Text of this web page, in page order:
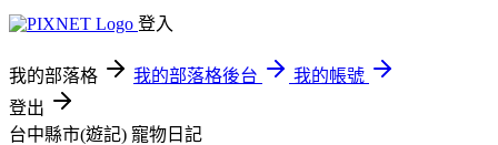
登入
我的部落格 我的部落格後台
我的帳號
登出
台中縣市(遊記) 寵物日記